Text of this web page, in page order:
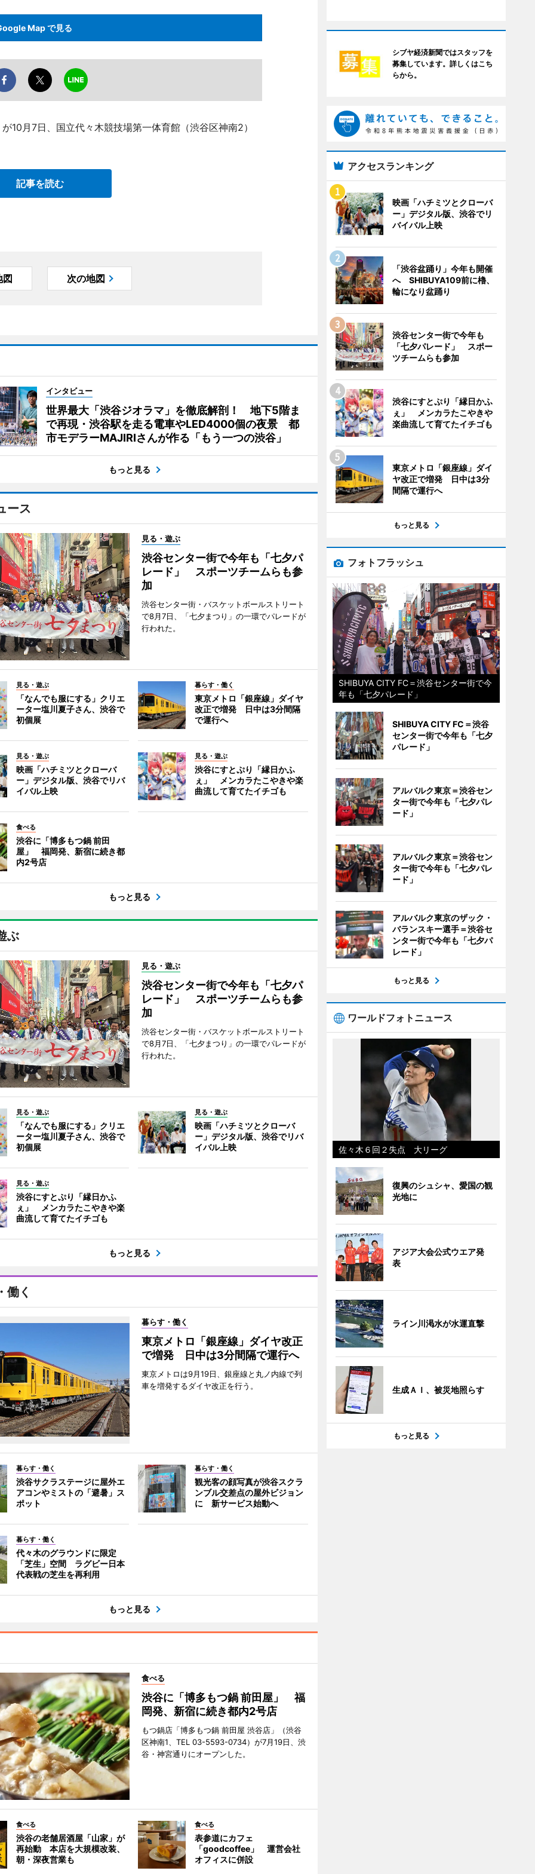
Map で見る
10月7日、国立代々木競技場第一体育館（渋谷区神南2）
記事を読む
図 次の地図
インタビュー
世界最大「渋谷ジオラマ」を徹底解剖！ 地下5階ま
で再現・渋谷駅を走る電車やLED4000個の夜景 都
市モデラーMAJIRIさんが作る「もう一つの渋谷」
もっと見る
ース
見る・遊ぶ
渋谷センター街で今年も「七夕パ
レード」 スポーツチームらも参
加
渋谷センター街・バスケットボールストリート
で8月7日、「七夕まつり」の一環でパレードが
行われた。
見る・遊ぶ
「なんでも服にする」クリエ
ーター塩川夏子さん、渋谷で
初個展
暮らす・働く
東京メトロ「銀座線」ダイヤ
改正で増発 日中は3分間隔
で運行へ
見る・遊ぶ
映画「ハチミツとクローバ
ー」デジタル版、渋谷でリバ
イバル上映
見る・遊ぶ
渋谷にすとぷり「縁日かふ
ぇ」 メンカラたこやきや楽
曲流して育てたイチゴも
食べる
渋谷に「博多もつ鍋 前田
屋」 福岡発、新宿に続き都
内2号店
もっと見る
ぶ
見る・遊ぶ
渋谷センター街で今年も「七夕パ
レード」 スポーツチームらも参
加
渋谷センター街・バスケットボールストリート
で8月7日、「七夕まつり」の一環でパレードが
行われた。
見る・遊ぶ
「なんでも服にする」クリエ
ーター塩川夏子さん、渋谷で
初個展
見る・遊ぶ
映画「ハチミツとクローバ
ー」デジタル版、渋谷でリバ
イバル上映
見る・遊ぶ
渋谷にすとぷり「縁日かふ
ぇ」 メンカラたこやきや楽
曲流して育てたイチゴも
もっと見る
働く
暮らす・働く
東京メトロ「銀座線」ダイヤ改正
で増発 日中は3分間隔で運行へ
東京メトロは9月19日、銀座線と丸ノ内線で列
車を増発するダイヤ改正を行う。
暮らす・働く
渋谷サクラステージに屋外エ
アコンやミストの「避暑」ス
ポット
暮らす・働く
観光客の顔写真が渋谷スクラ
ンブル交差点の屋外ビジョン
に 新サービス始動へ
暮らす・働く
代々木のグラウンドに限定
「芝生」空間 ラグビー日本
代表戦の芝生を再利用
もっと見る
食べる
渋谷に「博多もつ鍋 前田屋」 福
岡発、新宿に続き都内2号店
もつ鍋店「博多もつ鍋 前田屋 渋谷店」（渋谷
区神南1、TEL 03-5593-0734）が7月19日、渋
谷・神宮通りにオープンした。
食べる
渋谷の老舗居酒屋「山家」が
再始動 本店を大規模改装、
朝・深夜営業も
食べる
表参道にカフェ
「goodcoffee」 運営会社
オフィスに併設
シブヤ経済新聞ではスタッフを
募集しています。詳しくはこち
らから。
アクセスランキング
映画「ハチミツとクローバ
ー」デジタル版、渋谷でリ
バイバル上映
「渋谷盆踊り」今年も開催
へ SHIBUYA109前に櫓、
輪になり盆踊り
渋谷センター街で今年も
「七夕パレード」 スポー
ツチームらも参加
渋谷にすとぷり「縁日かふ
ぇ」 メンカラたこやきや
楽曲流して育てたイチゴも
東京メトロ「銀座線」ダイ
ヤ改正で増発 日中は3分
間隔で運行へ
もっと見る
フォトフラッシュ
SHIBUYA CITY FC＝渋谷センター街で今
年も「七夕パレード」
SHIBUYA CITY FC＝渋谷
センター街で今年も「七夕
パレード」
アルバルク東京＝渋谷セン
ター街で今年も「七夕パレ
ード」
アルバルク東京＝渋谷セン
ター街で今年も「七夕パレ
ード」
アルバルク東京のザック・
バランスキー選手＝渋谷セ
ンター街で今年も「七夕パ
レード」
もっと見る
ワールドフォトニュース
佐々木６回２失点 大リーグ
復興のシュシャ、愛国の観
光地に
アジア大会公式ウエア発
表
ライン川渇水が水運直撃
生成ＡＩ、被災地照らす
もっと見る